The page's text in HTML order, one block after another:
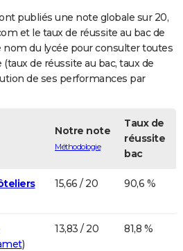
publiés une note globale sur 20,
et le taux de réussite au bac de
nom du lycée pour consulter toutes
de réussite au bac, taux de
de ses performances par
Notre note
Méthodologie
Taux de
réussite
bac
15,66 / 20 90,6 %
)
13,83 / 20 81,8 %